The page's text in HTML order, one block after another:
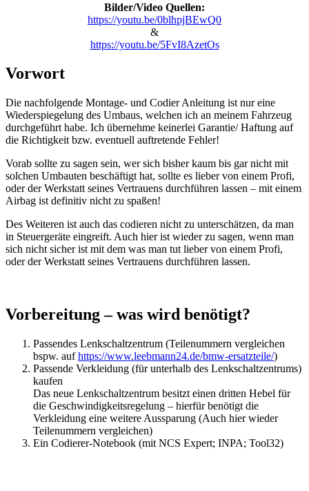
Bilder/Video Quellen:
https://youtu.be/0blhpjBEwQ0
&
https://youtu.be/5FvI8AzetOs
Vorwort
Die nachfolgende Montage- und Codier Anleitung ist nur eine
Wiederspiegelung des Umbaus, welchen ich an meinem Fahrzeug
durchgeführt habe. Ich übernehme keinerlei Garantie/ Haftung auf
die Richtigkeit bzw. eventuell auftretende Fehler!
Vorab sollte zu sagen sein, wer sich bisher kaum bis gar nicht mit
solchen Umbauten beschäftigt hat, sollte es lieber von einem Profi,
oder der Werkstatt seines Vertrauens durchführen lassen – mit einem
Airbag ist definitiv nicht zu spaßen!
Des Weiteren ist auch das codieren nicht zu unterschätzen, da man
in Steuergeräte eingreift. Auch hier ist wieder zu sagen, wenn man
sich nicht sicher ist mit dem was man tut lieber von einem Profi,
oder der Werkstatt seines Vertrauens durchführen lassen.
Vorbereitung – was wird benötigt?
Passendes Lenkschaltzentrum (Teilenummern vergleichen
bspw. aufhttps://www.leebmann24.de/bmw-ersatzteile/)
Passende Verkleidung (für unterhalb des Lenkschaltzentrums)
kaufen
Das neue Lenkschaltzentrum besitzt einen dritten Hebel für
die Geschwindigkeitsregelung – hierfür benötigt die
Verkleidung eine weitere Aussparung (Auch hier wieder
Teilenummern vergleichen)
Ein Codierer-Notebook (mit NCS Expert; INPA; Tool32)